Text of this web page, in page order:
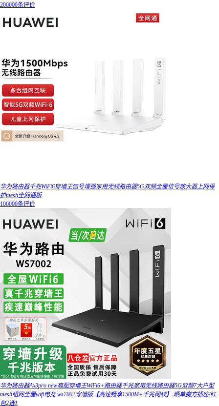
200000条评价
华为路由器千兆WiFi6穿墙王信号增强家用无线路由器5G双频全屋信号放大器上网保
护mesh全网通版
100000条评价
华为路由器Ax3pro new高配穿墙王WiFi6+路由器千兆家用无线路由器5G双频7大户型
mesh组网全屋wifi电竞 ws7002穿墙版【高速畅享1500M+千兆网线】 晒单魔方插座/红
包2选1